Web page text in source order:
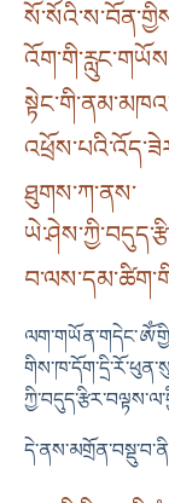
ཐུགས་ཀ་ནས་
ལག་གཡོན་གདེང་ཨོཾ་